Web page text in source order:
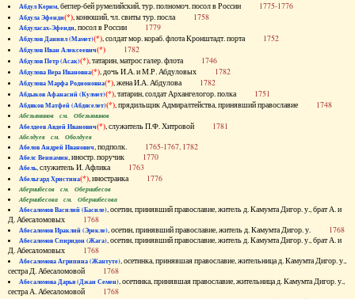
Абдул Керим, беглер-бей румелийский, тур. полномоч. посол в России 1775-1776
Абдула Эфенди(*), конюший, чл. свиты тур. посла 1758
Абдуласах-Эфенди, посол в России 1779
Абдулов Даниил (Мамет)(*), солдат мор. кораб. флота Кронштадт. порта 1752
Абдулов Иван Алексеевич(*) 1782
Абдулов Петр (Асак)(*), татарин, матрос галер. флота 1746
Абдулова Вера Ивановна(*), дочь И.А. и М.Р. Абдуловых 1782
Абдулова Марфа Родионовна(*), жена И.А. Абдулова 1782
Абдыков Афанасий (Кулмет)(*), татарин, солдат Архангелогор. полка 1751
Абдяков Матфей (Абдяселет)(*), прядильщик Адмиралтейства, принявший православие 1748
Абезьянинов см. Обезьянинов
Абелдеев Авдей Иванович(*), служитель П.Ф. Хитровой 1781
Абелдуев см. Оболдуев
Абелов Андрей Иванович, подполк. 1765-1767, 1782
Абелс Вениамин, иностр. поручик 1770
Абель, служитель И. Афлика 1763
Абельгард Христина(*), иностранка 1776
Абернибесов см. Обернибесов
Абернибесова см. Обернибесова
Абесаломов Василий (Басиле), осетин, принявший православие, житель д. Камумта Дигор. у., брат А. и
Д. Абесаломовых 1768
Абесаломов Ираклий (Эрекле), осетин, принявший православие, житель д. Камумта Дигор. у. 1768
Абесаломов Спиридон (Жага), осетин, принявший православие, житель д. Камумта Дигор. у., брат А. и
Д. Абесаломовых 1768
Абесаломова Агрипина (Жантуте), осетинка, принявшая православие, жительница д. Камумта Дигор. у.,
сестра Д. Абесаломовой 1768
Абесаломова Дарья (Джан Семен), осетинка, принявшая православие, жительница д. Камумта Дигор. у.,
сестра А. Абесаломовой 1768